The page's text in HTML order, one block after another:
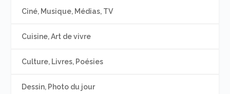
Ciné, Musique, Médias, TV
Cuisine, Art de vivre
Culture, Livres, Poésies
Dessin, Photo du jour